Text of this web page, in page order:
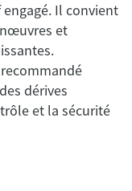
Il convient
et
dérives
et la sécurité